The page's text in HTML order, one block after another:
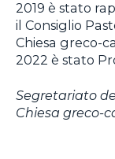
2019 è stato
il Consiglio
Chiesa greco-
2022 è stato
Segretariato
Chiesa greco-